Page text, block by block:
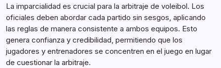
La imparcialidad es crucial para la arbitraje de voleibol. Los
oficiales deben abordar cada partido sin sesgos, aplicando
las reglas de manera consistente a ambos equipos. Esto
genera confianza y credibilidad, permitiendo que los
jugadores y entrenadores se concentren en el juego en lugar
de cuestionar la arbitraje.